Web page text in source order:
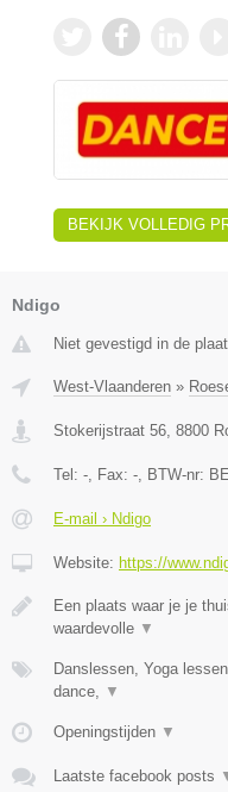
BEKIJK VOLLEDIG
Ndigo
Niet gevestigd in de
West-Vlaanderen »
Stokerijstraat 56 8800
Tel: - , Fax: - , BTW-nr:
E-mail › Ndigo
Website: https://
Een plaats waar je je
waardevolle ▼
Danslessen, Yoga
dance,
▼
Openingstijden ▼
Laatste facebook posts